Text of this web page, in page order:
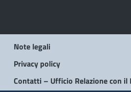
Note legali
Privacy policy
Contatti – Ufficio Relazione con il